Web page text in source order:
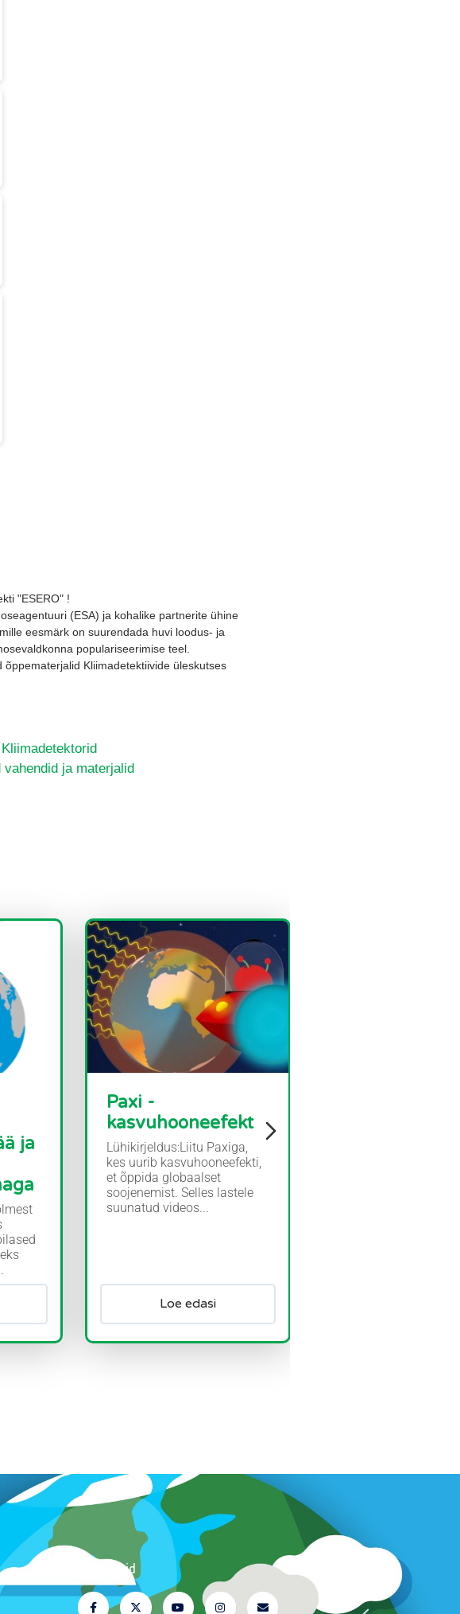
"ESERO" !
(ESA) ja kohalike partnerite ühine
eesmärk on suurendada huvi loodus- ja
populariseerimise teel.
õppematerjalid Kliimadetektiivide üleskutses
ja materjalid
ja
Paxi -
kasvuhooneefekt
Lühikirjeldus:Liitu Paxiga,
kes uurib kasvuhooneefekti,
et õppida globaalset
soojenemist. Selles lastele
suunatud videos...
Loe edasi
Jälgi meid